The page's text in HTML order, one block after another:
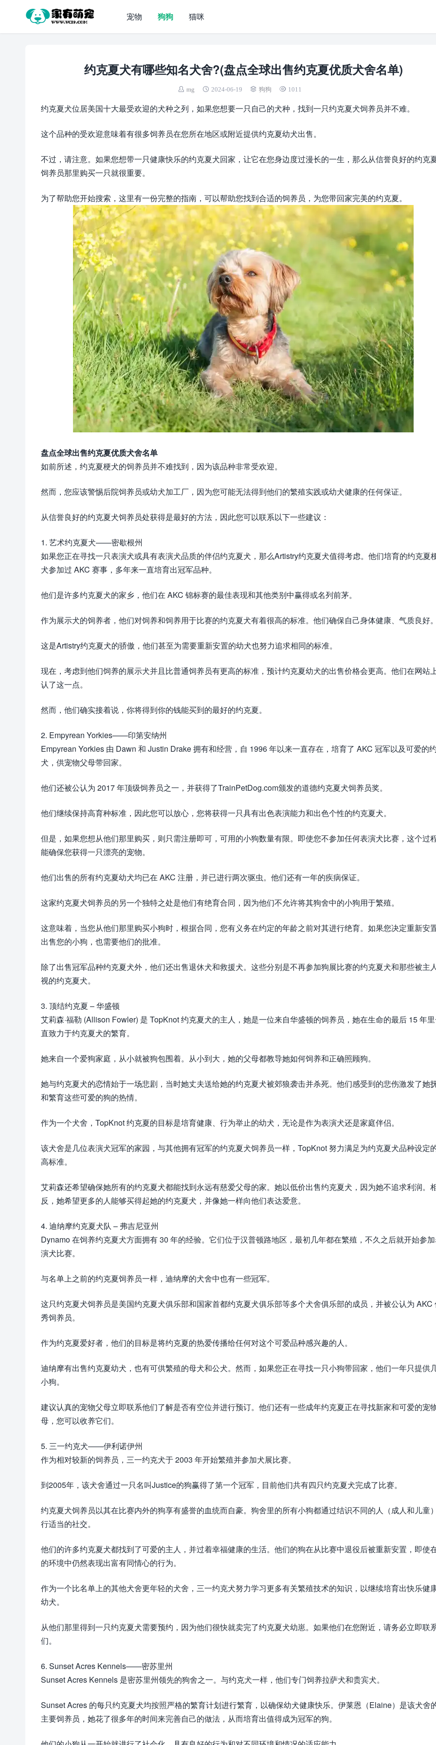
宠物 狗狗 猫咪
约克夏犬有哪些知名犬舍?(盘点全球出售约克夏优质犬舍名单)
mg 2024-06-19 狗狗 1011
约克夏犬位居美国十大最受欢迎的犬种之列，如果您想要一只自己的犬种，找到一只约克夏犬饲养员并不难。
这个品种的受欢迎意味着有很多饲养员在您所在地区或附近提供约克夏幼犬出售。
不过，请注意。如果您想带一只健康快乐的约克夏犬回家，让它在您身边度过漫长的一生，那么从信誉良好的约克
饲养员那里购买一只就很重要。
为了帮助您开始搜索，这里有一份完整的指南，可以帮助您找到合适的饲养员，为您带回家完美的约克夏。
盘点全球出售约克夏优质犬舍名单
如前所述，约克夏梗犬的饲养员并不难找到，因为该品种非常受欢迎。
然而，您应该警惕后院饲养员或幼犬加工厂，因为您可能无法得到他们的繁殖实践或幼犬健康的任何保证。
从信誉良好的约克夏犬饲养员处获得是最好的方法，因此您可以联系以下一些建议：
1. 艺术约克夏犬——密歇根州
如果您正在寻找一只表演犬或具有表演犬品质的伴侣约克夏犬，那么Artistry约克夏犬值得考虑。他们培育的约克夏
犬参加过 AKC 赛事，多年来一直培育出冠军品种。
他们是许多约克夏犬的家乡，他们在 AKC 锦标赛的最佳表现和其他类别中赢得或名列前茅。
作为展示犬的饲养者，他们对饲养和饲养用于比赛的约克夏犬有着很高的标准。他们确保自己身体健康、气质良好
这是Artistry约克夏犬的骄傲，他们甚至为需要重新安置的幼犬也努力追求相同的标准。
现在，考虑到他们饲养的展示犬并且比普通饲养员有更高的标准，预计约克夏幼犬的出售价格会更高。他们在网站
认了这一点。
然而，他们确实接着说，你将得到你的钱能买到的最好的约克夏。
2. Empyrean Yorkies——印第安纳州
Empyrean Yorkies 由 Dawn 和 Justin Drake 拥有和经营，自 1996 年以来一直存在，培育了 AKC 冠军以及可爱的
犬，供宠物父母带回家。
他们还被公认为 2017 年顶级饲养员之一，并获得了TrainPetDog.com颁发的道德约克夏犬饲养员奖。
他们继续保持高育种标准，因此您可以放心，您将获得一只具有出色表演能力和出色个性的约克夏犬。
但是，如果您想从他们那里购买，则只需注册即可，可用的小狗数量有限。即使您不参加任何表演犬比赛，这个过
能确保您获得一只漂亮的宠物。
他们出售的所有约克夏幼犬均已在 AKC 注册，并已进行两次驱虫。他们还有一年的疾病保证。
这家约克夏犬饲养员的另一个独特之处是他们有绝育合同，因为他们不允许将其狗舍中的小狗用于繁殖。
这意味着，当您从他们那里购买小狗时，根据合同，您有义务在约定的年龄之前对其进行绝育。如果您决定重新安
出售您的小狗，也需要他们的批准。
除了出售冠军品种约克夏犬外，他们还出售退休犬和救援犬。这些分别是不再参加狗展比赛的约克夏犬和那些被主
视的约克夏犬。
3. 顶结约克夏 – 华盛顿
艾莉森·福勒 (Allison Fowler) 是 TopKnot 约克夏犬的主人，她是一位来自华盛顿的饲养员，她在生命的最后 15 年
直致力于约克夏犬的繁育。
她来自一个爱狗家庭，从小就被狗包围着。从小到大，她的父母都教导她如何饲养和正确照顾狗。
她与约克夏犬的恋情始于一场悲剧，当时她丈夫送给她的约克夏犬被郊狼袭击并杀死。他们感受到的悲伤激发了她
和繁育这些可爱的狗的热情。
作为一个犬舍，TopKnot 约克夏的目标是培育健康、行为举止的幼犬，无论是作为表演犬还是家庭伴侣。
该犬舍是几位表演犬冠军的家园，与其他拥有冠军的约克夏犬饲养员一样，TopKnot 努力满足为约克夏犬品种设定
高标准。
艾莉森还希望确保她所有的约克夏犬都能找到永远有慈爱父母的家。她以低价出售约克夏犬，因为她不追求利润。
反，她希望更多的人能够买得起她的约克夏犬，并像她一样向他们表达爱意。
4. 迪纳摩约克夏犬队 – 弗吉尼亚州
Dynamo 在饲养约克夏犬方面拥有 30 年的经验。它们位于汉普顿路地区，最初几年都在繁殖，不久之后就开始参
演犬比赛。
与名单上之前的约克夏饲养员一样，迪纳摩的犬舍中也有一些冠军。
这只约克夏犬饲养员是美国约克夏犬俱乐部和国家首都约克夏犬俱乐部等多个犬舍俱乐部的成员，并被公认为 AKC
秀饲养员。
作为约克夏爱好者，他们的目标是将约克夏的热爱传播给任何对这个可爱品种感兴趣的人。
迪纳摩有出售约克夏幼犬，也有可供繁殖的母犬和公犬。然而，如果您正在寻找一只小狗带回家，他们一年只提供
小狗。
建议认真的宠物父母立即联系他们了解是否有空位并进行预订。他们还有一些成年约克夏正在寻找新家和可爱的宠
母，您可以收养它们。
5. 三一约克犬——伊利诺伊州
作为相对较新的饲养员，三一约克犬于 2003 年开始繁殖并参加犬展比赛。
到2005年，该犬舍通过一只名叫Justice的狗赢得了第一个冠军，目前他们共有四只约克夏犬完成了比赛。
约克夏犬饲养员以其在比赛内外的狗享有盛誉的血统而自豪。狗舍里的所有小狗都通过结识不同的人（成人和儿童
行适当的社交。
他们的许多约克夏犬都找到了可爱的主人，并过着幸福健康的生活。他们的狗在从比赛中退役后被重新安置，即使
的环境中仍然表现出富有同情心的行为。
作为一个比名单上的其他犬舍更年轻的犬舍，三一约克犬努力学习更多有关繁殖技术的知识，以继续培育出快乐健
幼犬。
从他们那里得到一只约克夏犬需要预约，因为他们很快就卖完了约克夏犬幼崽。如果他们在您附近，请务必立即联
们。
6. Sunset Acres Kennels——密苏里州
Sunset Acres Kennels 是密苏里州领先的狗舍之一。与约克犬一样，他们专门饲养拉萨犬和贵宾犬。
Sunset Acres 的每只约克夏犬均按照严格的繁育计划进行繁育，以确保幼犬健康快乐。伊莱恩（Elaine）是该犬舍
主要饲养员，她花了很多年的时间来完善自己的做法，从而培育出值得成为冠军的狗。